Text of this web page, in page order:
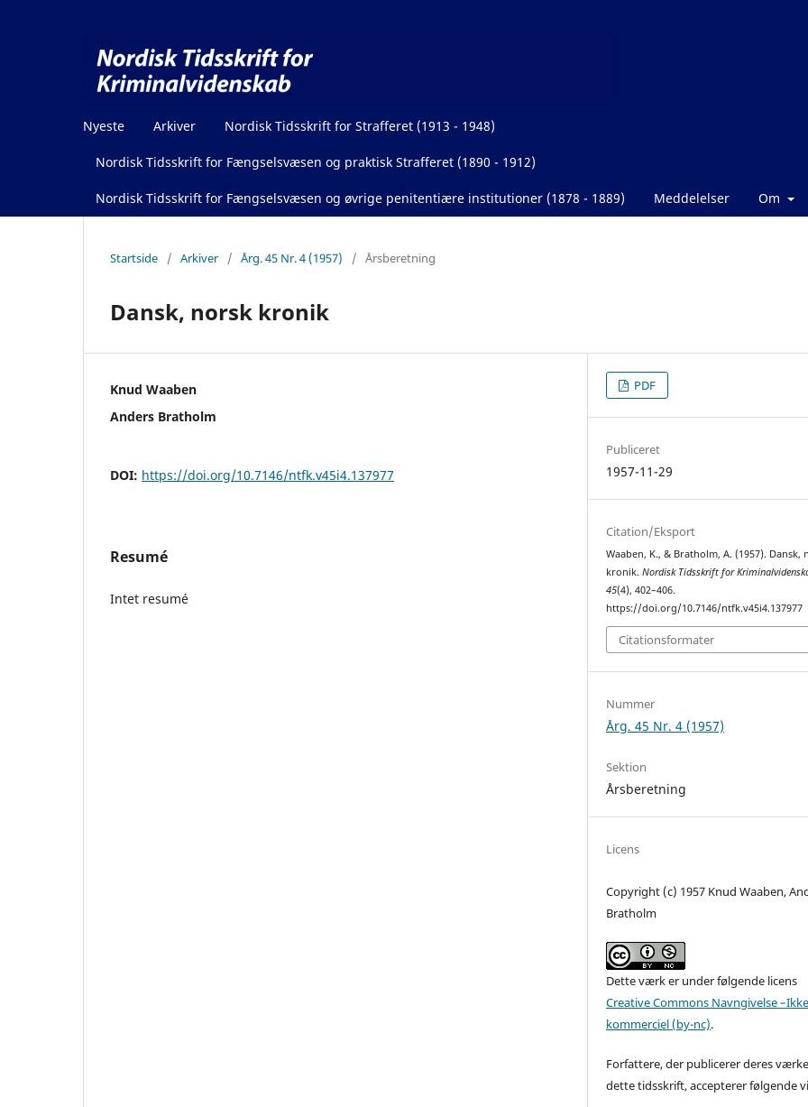
Nyeste Arkiver Nordisk Tidsskrift for Strafferet (1913 - 1948)
Nordisk Tidsskrift for Fængselsvæsen og praktisk Strafferet (1890 - 1912)
Nordisk Tidsskrift for Fængselsvæsen og øvrige penitentiære institutioner (1878 - 1889) Meddelelser Om
Startside / Arkiver / Årg. 45 Nr. 4 (1957) / Årsberetning
Dansk, norsk kronik
Knud Waaben
Anders Bratholm
DOI: https://doi.org/10.7146/ntfk.v45i4.137977
Resumé
Intet resumé
PDF
Publiceret
1957-11-29
Citation/Eksport
Waaben, K., & Bratholm, A. (1957). Dansk,
kronik.Nordisk Tidsskrift for
45(4), 402–406.
https://doi.org/10.7146/ntfk.v45i4.137977
Citationsformater
Nummer
Årg. 45 Nr. 4 (1957)
Sektion
Årsberetning
Licens
Copyright (c) 1957 Knud Waaben,
Bratholm
Dette værk er under følgende licens
Creative Commons Navngivelse
kommerciel (by-nc).
Forfattere, der publicerer deres
dette tidsskrift, accepterer følgende